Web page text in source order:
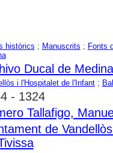
històrics ; Manuscrits ; Fonts
Ducal de
i l'Hospitalet de l'Infant;
- 1324
Tallafigo,
de